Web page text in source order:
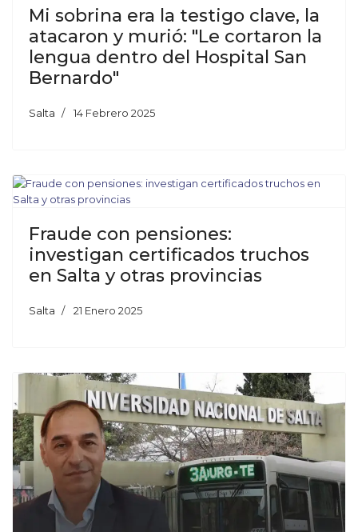
Mi sobrina era la testigo clave, la
atacaron y murió: "Le cortaron la
lengua dentro del Hospital San
Bernardo"
Salta 14 Febrero 2025
Fraude con pensiones:
investigan certificados truchos
en Salta y otras provincias
Salta 21 Enero 2025